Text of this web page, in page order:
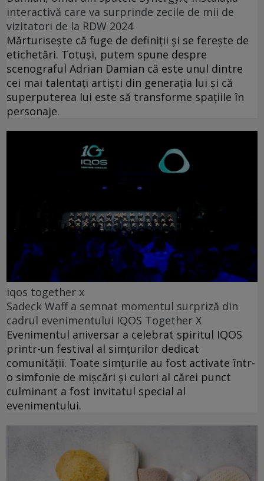
interactivă care va surprinde zecile de mii de
vizitatori de la RDW 2024
Mărturisește că fuge de definiții și se ferește de
etichetări. Totuşi, putem spune despre
scenograful Adrian Damian că este unul dintre
cei mai talentați artiști din generația lui și că
superputerea lui este să transforme spațiile în
personaje.
iqos together x
Sadeck Waff a semnat momentul surpriză din
cadrul evenimentului IQOS Together X
Evenimentul aniversar a celebrat spiritul IQOS
printr-un festival al simțurilor dedicat
comunității. Toate simțurile au fost activate într-
o simfonie de mișcări și culori al cărei punct
culminant a fost invitatul special al
evenimentului.